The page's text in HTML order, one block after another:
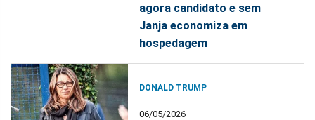
agora candidato e sem
Janja economiza em
hospedagem
DONALD TRUMP
06/05/2026